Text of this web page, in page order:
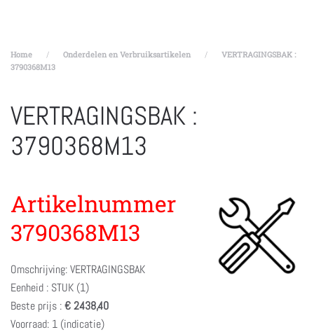
Home Onderdelen en Verbruiksartikelen
VERTRAGINGSBAK :
3790368M13
VERTRAGINGSBAK :
3790368M13
Artikelnummer
3790368M13
Omschrijving: VERTRAGINGSBAK
Eenheid : STUK (1)
Beste prijs :€ 2438,40
Voorraad: 1 (indicatie)